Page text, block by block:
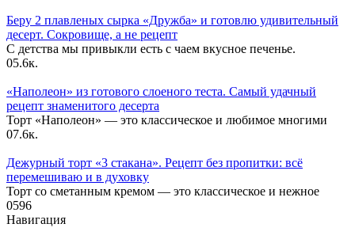
Беру 2 плавленых сырка «Дружба» и готовлю удивительный
десерт. Сокровище, а не рецепт
С детства мы привыкли есть с чаем вкусное печенье.
05.6к.
«Наполеон» из готового слоеного теста. Самый удачный
рецепт знаменитого десерта
Торт «Наполеон» — это классическое и любимое многими
07.6к.
Дежурный торт «3 стакана». Рецепт без пропитки: всё
перемешиваю и в духовку
Торт со сметанным кремом — это классическое и нежное
0596
Навигация